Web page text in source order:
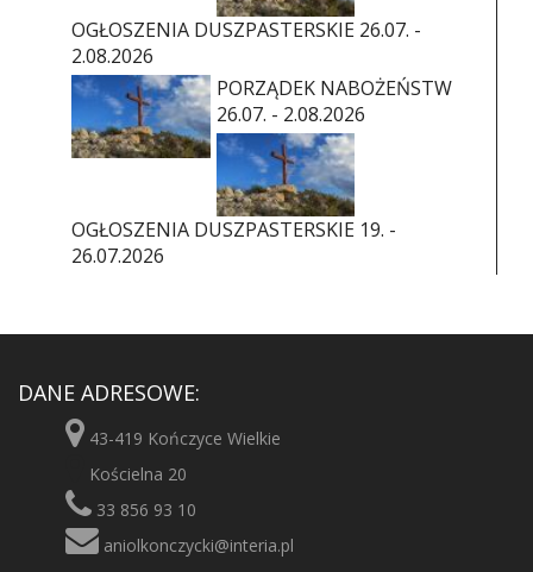
OGŁOSZENIA DUSZPASTERSKIE 26.07. -
2.08.2026
PORZĄDEK NABOŻEŃSTW
26.07. - 2.08.2026
OGŁOSZENIA DUSZPASTERSKIE 19. -
26.07.2026
DANE ADRESOWE:
43-419 Kończyce Wielkie
Kościelna 20
33 856 93 10
aniolkonczycki@interia.pl